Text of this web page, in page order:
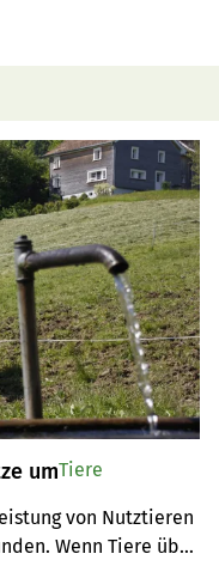
um
von Nutztieren
Wenn Tiere über
Tiere